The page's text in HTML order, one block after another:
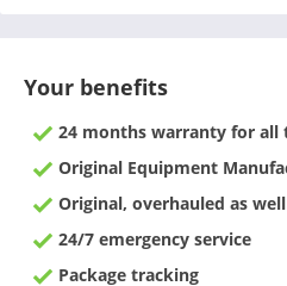
Your benefits
24 months warranty for all
Original Equipment
Original, overhauled as
24/7 emergency service
Package tracking